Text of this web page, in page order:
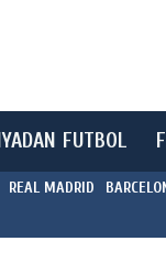
FUTBOL
REAL MADRID